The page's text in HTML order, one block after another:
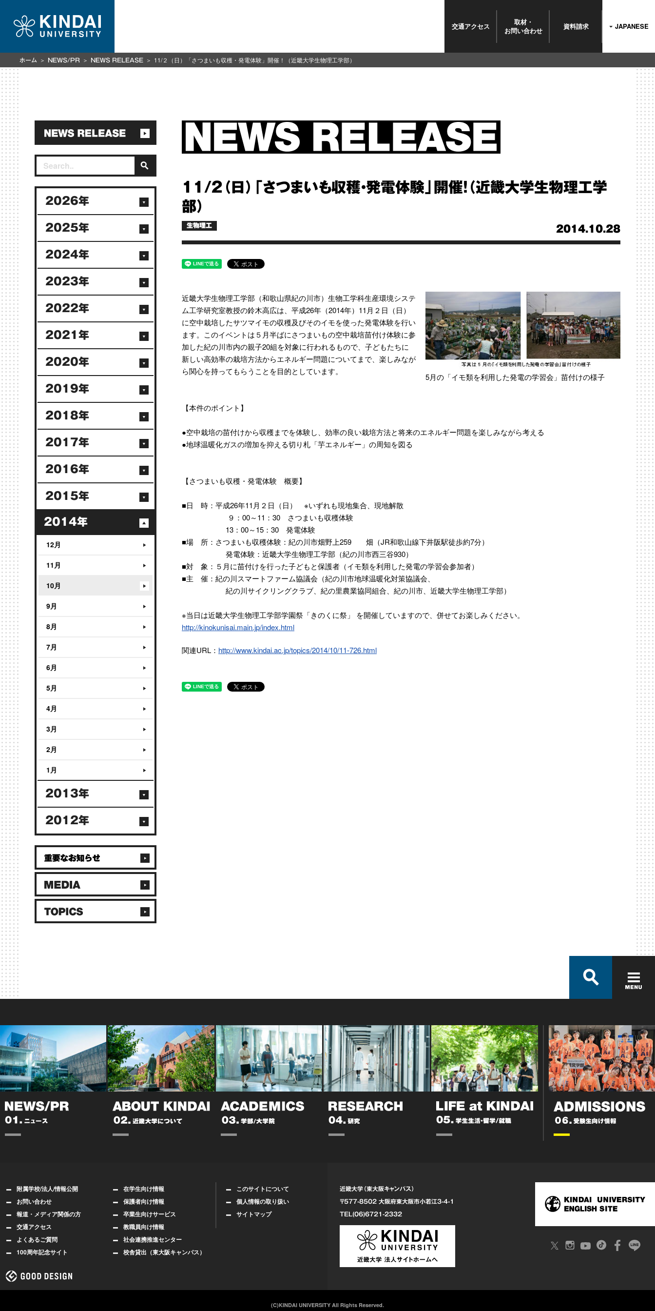
交通アクセス
取材・
お問い合わせ 資料請求 JAPANESE
ホーム NEWS/PR NEWS RELEASE 11/２（日）「さつまいも収穫・発電体験」開催！（近畿大学生物理工学部）
11/２（日）「さつまいも収穫・発電体験」開催！（近畿大学生物理工学
部）
2014.10.28
生物理工
5月の「イモ類を利用した発電の学習会」苗付けの様子
近畿大学生物理工学部（和歌山県紀の川市）生物工学科生産環境システ
ム工学研究室教授の鈴木高広は、平成26年（2014年）11月２日（日）
に空中栽培したサツマイモの収穫及びそのイモを使った発電体験を行い
ます。このイベントは５月半ばにさつまいもの空中栽培苗付け体験に参
加した紀の川市内の親子20組を対象に行われるもので、子どもたちに
新しい高効率の栽培方法からエネルギー問題についてまで、楽しみなが
ら関心を持ってもらうことを目的としています。
【本件のポイント】
●空中栽培の苗付けから収穫までを体験し、効率の良い栽培方法と将来のエネルギー問題を楽しみながら考える
●地球温暖化ガスの増加を抑える切り札「芋エネルギー」の周知を図る
【さつまいも収穫・発電体験 概要】
■日 時：平成26年11月２日（日） ※いずれも現地集合、現地解散
９：00～11：30 さつまいも収穫体験
13：00～15：30 発電体験
■場 所：さつまいも収穫体験：紀の川市畑野上259 畑（JR和歌山線下井阪駅徒歩約7分）
発電体験：近畿大学生物理工学部（紀の川市西三谷930）
■対 象：５月に苗付けを行った子どもと保護者（イモ類を利用した発電の学習会参加者）
■主 催：紀の川スマートファーム協議会（紀の川市地球温暖化対策協議会、
紀の川サイクリングクラブ、紀の里農業協同組合、紀の川市、近畿大学生物理工学部）
※当日は近畿大学生物理工学部学園祭「きのくに祭」 を開催していますので、併せてお楽しみください。
http://kinokunisai.main.jp/index.html
関連URL： http://www.kindai.ac.jp/topics/2014/10/11-726.html
2026年
2025年
2024年
2023年
2022年
2021年
2020年
2019年
2018年
2017年
2016年
2015年
2014年
12月
11月
10月
9月
8月
7月
6月
5月
4月
3月
2月
1月
2013年
2012年
附属学校/法人/情報公開
お問い合わせ
報道・メディア関係の方
交通アクセス
よくあるご質問
100周年記念サイト
在学生向け情報
保護者向け情報
卒業生向けサービス
教職員向け情報
社会連携推進センター
校舎貸出（東大阪キャンパス）
このサイトについて
個人情報の取り扱い
サイトマップ
近畿大学（東大阪キャンパス）
〒577-8502 大阪府東大阪市小若江3-4-1
TEL(06)6721-2332
(C)KINDAI UNIVERSITY All Rights Reserved.